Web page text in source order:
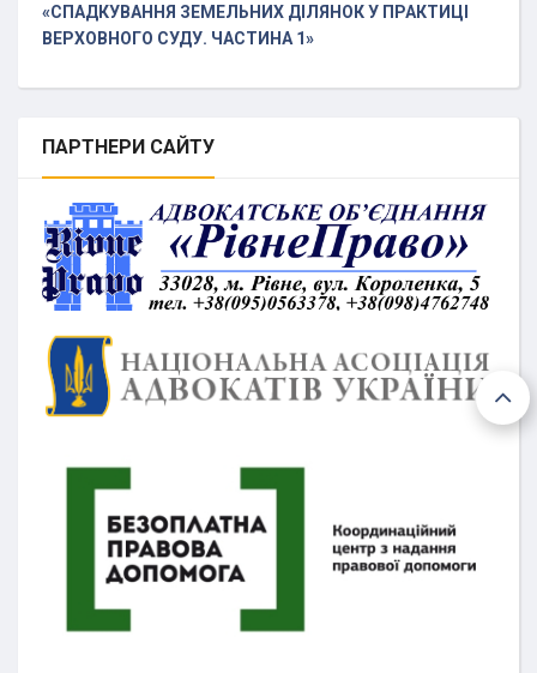
«СПАДКУВАННЯ ЗЕМЕЛЬНИХ ДІЛЯНОК У ПРАКТИЦІ
ВЕРХОВНОГО СУДУ. ЧАСТИНА 1»
ПАРТНЕРИ САЙТУ